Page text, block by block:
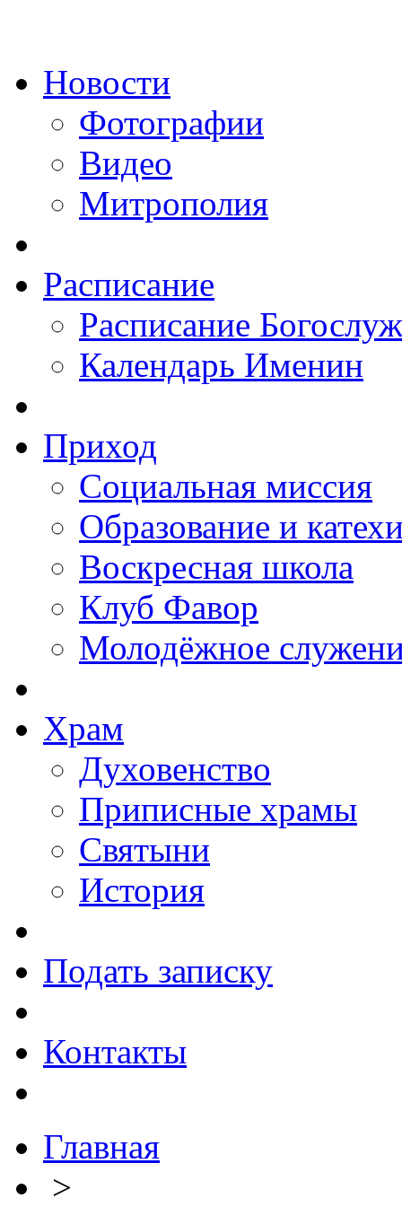
Новости
Фотографии
Видео
Митрополия
Расписание
Расписание
Календарь Именин
Приход
Социальная миссия
Образование и
Воскресная школа
Клуб Фавор
Молодёжное
Храм
Духовенство
Приписные храмы
Святыни
История
Подать записку
Контакты
Главная
>